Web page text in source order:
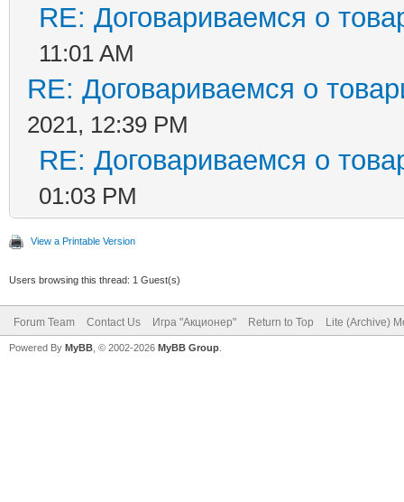
RE: Договариваемся о
11:01 AM
RE: Договариваемся о
2021, 12:39 PM
RE: Договариваемся о
01:03 PM
View a Printable Version
Users browsing this thread: 1 Guest(s)
Forum Team Contact Us Игра "Акционер" Return to Top Lite (Archive)
Powered By MyBB , © 2002-2026 MyBB Group